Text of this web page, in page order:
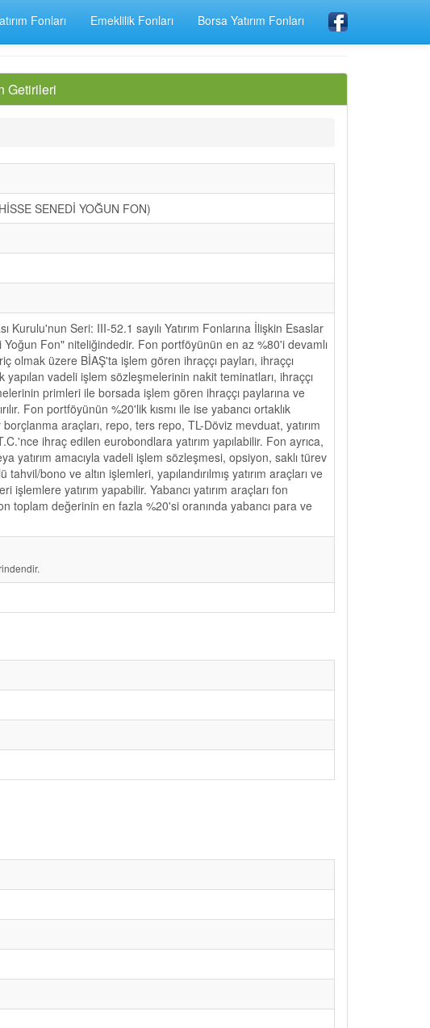
Fonları Emeklilik Fonları Borsa Yatırım Fonları
Getirileri
SENEDİ YOĞUN FON)
Kurulu'nun Seri: III-52.1 sayılı Yatırım Fonlarına İlişkin Esaslar
Fon" niteliğindedir. Fon portföyünün en az %80'i devamlı
olmak üzere BİAŞ'ta işlem gören ihraççı payları, ihraççı
yapılan vadeli işlem sözleşmelerinin nakit teminatları, ihraççı
primleri ile borsada işlem gören ihraççı paylarına ve
Fon portföyünün %20'lik kısmı ile ise yabancı ortaklık
araçları, repo, ters repo, TL-Döviz mevduat, yatırım
ihraç edilen eurobondlara yatırım yapılabilir. Fon ayrıca,
yatırım amacıyla vadeli işlem sözleşmesi, opsiyon, saklı türev
bono ve altın işlemleri, yapılandırılmış yatırım araçları ve
yatırım yapabilir. Yabancı yatırım araçları fon
toplam değerinin en fazla %20'si oranında yabancı para ve